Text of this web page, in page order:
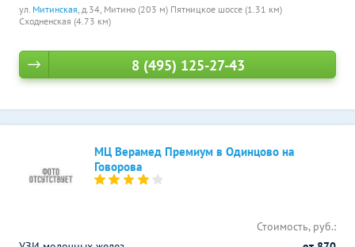
ул. Митинская, д.34, Митино (203 м) Пятницкое шоссе (1.31 км)
Сходненская (4.73 км)
8 (495) 125-27-43
МЦ Верамед Премиум в Одинцово на
Говорова
Стоимость, руб.: